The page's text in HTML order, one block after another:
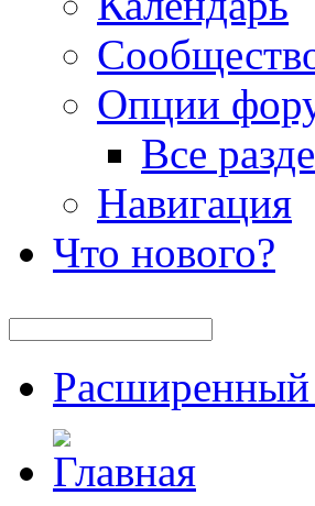
Опции
Все
Навигация
Что нового?
Расширенный